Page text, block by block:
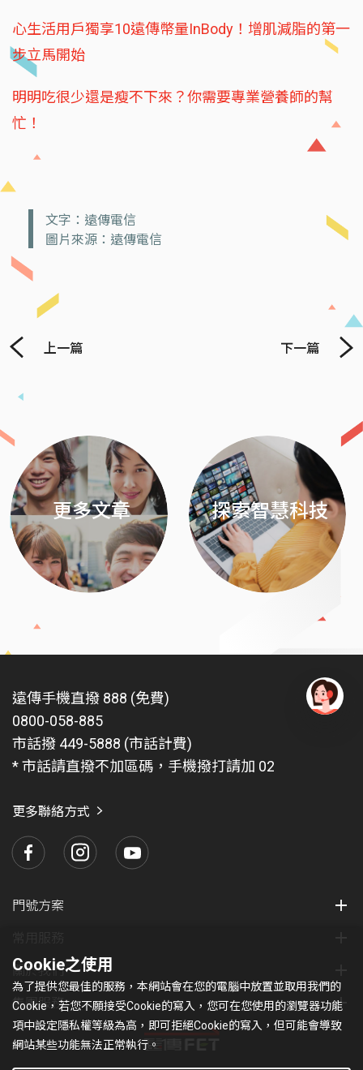
心生活用戶獨享10遠傳幣量InBody！增肌減脂的第一
步立馬開始
明明吃很少還是瘦不下來？你需要專業營養師的幫
忙！
文字：遠傳電信
圖片來源：遠傳電信
上一篇 下一篇
更多文章 探索智慧科技
遠傳手機直撥 888 (免費)
0800-058-885
市話撥 449-5888 (市話計費)
* 市話請直撥不加區碼，手機撥打請加 02
更多聯絡方式
門號方案
關於我們
集團服務
Cookie之使用
為了提供您最佳的服務，本網站會在您的電腦中放置並取用我們的
Cookie，若您不願接受Cookie的寫入，您可在您使用的瀏覽器功能
項中設定隱私權等級為高，即可拒絕Cookie的寫入，但可能會導致
網站某些功能無法正常執行。